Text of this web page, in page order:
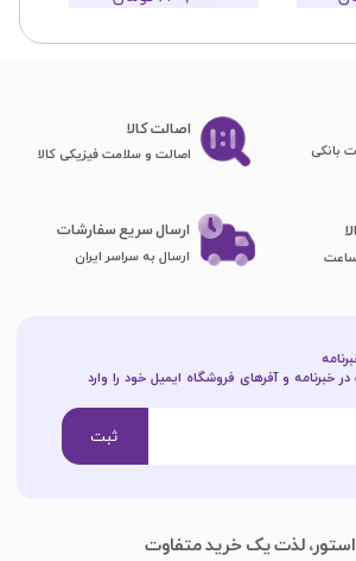
بانکی
استور، لذت یک خرید متفاوت
اصا​​​​​​​لت کالا
اصالت و سلامت فیزیکی کالا
ارسال سریع سفارشات
ارسال به سراسر ایران
خبرنامه و آفرهای فروشگاه ایمیل خود را وارد
ثبت